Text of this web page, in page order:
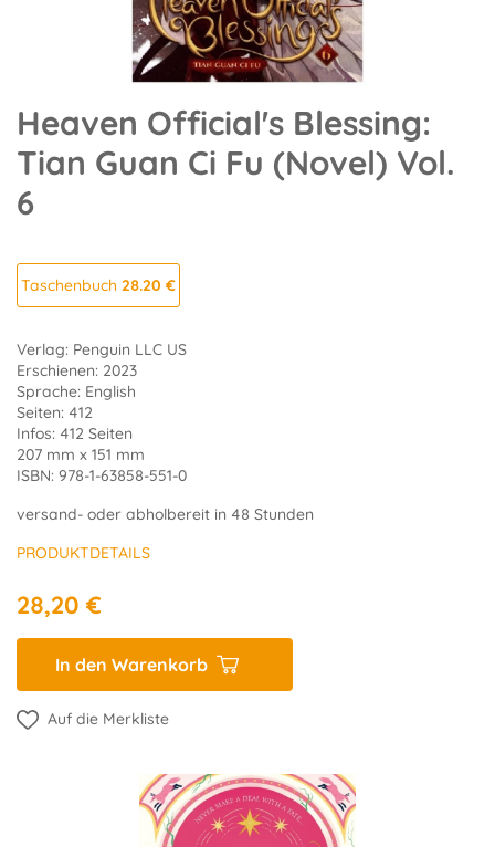
Heaven Official's Blessing:
Tian Guan Ci Fu (Novel) Vol.
6
Taschenbuch 28.20 €
Verlag: Penguin LLC US
Erschienen: 2023
Sprache: English
Seiten: 412
Infos: 412 Seiten
207 mm x 151 mm
ISBN: 978-1-63858-551-0
versand- oder abholbereit in 48 Stunden
PRODUKTDETAILS
28,20 €
In den Warenkorb
Auf die Merkliste